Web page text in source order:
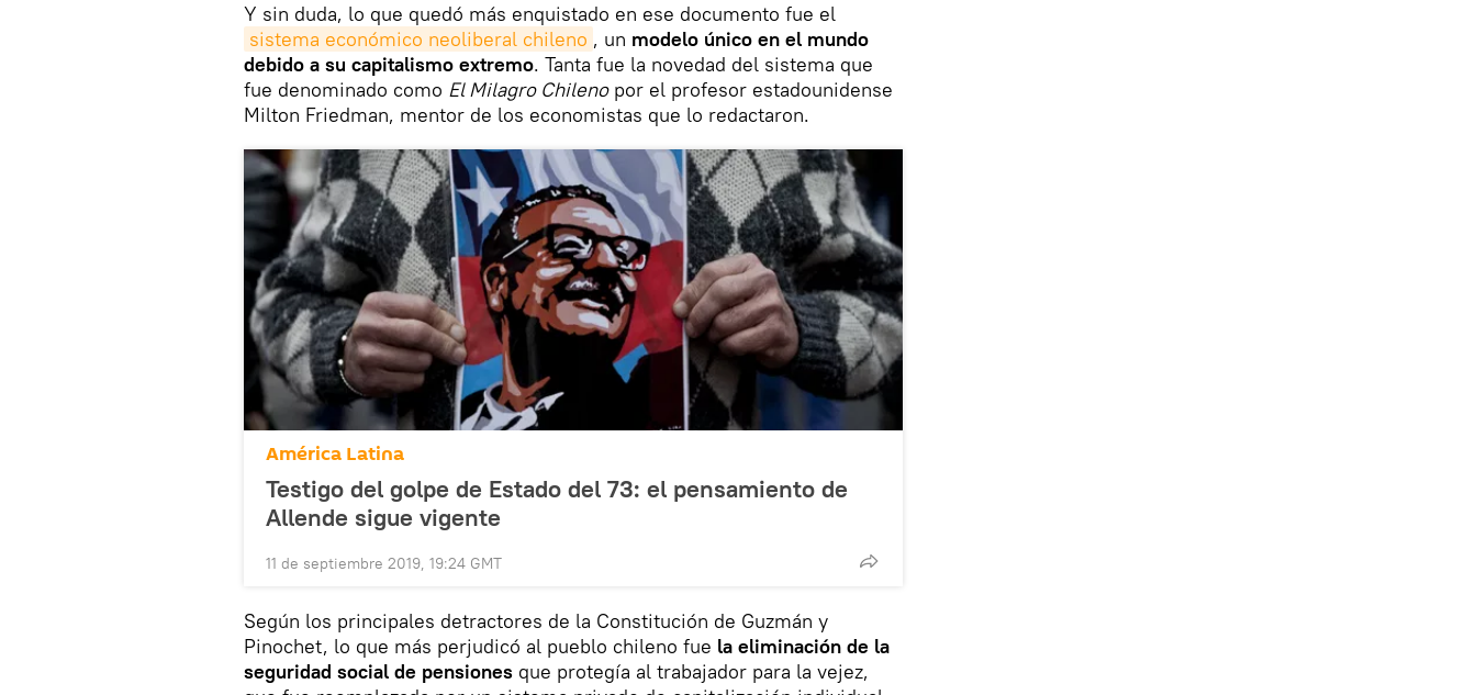
Y sin duda, lo que quedó más enquistado en ese documento fue el
sistema económico neoliberal chileno , un modelo único en el mundo
debido a su capitalismo extremo. Tanta fue la novedad del sistema que
fue denominado como El Milagro Chilenopor el profesor estadounidense
Milton Friedman, mentor de los economistas que lo redactaron.
América Latina
Testigo del golpe de Estado del 73: el pensamiento de
Allende sigue vigente
11 de septiembre 2019, 19:24 GMT
Según los principales detractores de la Constitución de Guzmán y
Pinochet, lo que más perjudicó al pueblo chileno fue la eliminación de la
seguridad social de pensiones que protegía al trabajador para la vejez,